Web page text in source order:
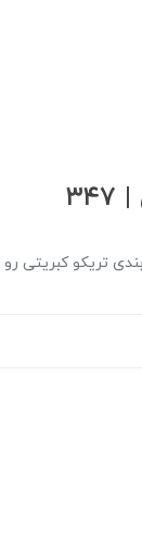
تریکو کبریتی رو